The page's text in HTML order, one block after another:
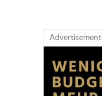
Advertisement